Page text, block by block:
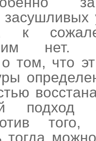
к
им нет.
о том, что
подход
тогда